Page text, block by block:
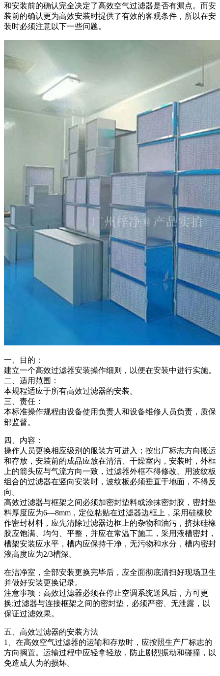
和安装前的确认完全决定了高效空气过滤器是否有漏点。而安
装前的确认更为高效安装时提供了有效的客观条件，所以在安
装时必须注意以下一些问题。
一、目的：
建立一个高效过滤器安装操作细则，以便在安装中进行实施。
二、适用范围：
本规程适应于所有高效过滤器的安装。
三、责任：
本标准操作规程由设备使用负责人和设备维修人员负责，质保
部监督。
四、内容：
操作人员更换相应级别的服装方可进入；按出厂标志方向搬运
和存放，安装前的成品应放在清洁、干燥室内，安装时，外框
上的箭头应与气流方向一致，过滤器外框不得修改。用波纹板
组合的过滤器在竖向安装时，波纹板必须垂直于地面，不得反
向。
高效过滤器与框架之间必须加密封垫料或涂抹密封胶，密封垫
料厚度应为6—8mm，定位粘贴在过滤器边框上，采用硅橡胶
作密封材料，应先清除过滤器边框上的杂物和油污，挤抹硅橡
胶应饱满、均匀、平整，并应在常温下施工，采用液槽密封，
槽架安装应水平，槽内应保持干净，无污物和水分，槽内密封
液高度应为2/3槽深。
在洁净室，全部安装更换完毕后，应全面彻底清扫好现场卫生
并做好安装更换记录。
注意事项：高效过滤器必须在停止空调系统送风后，方可更
换;过滤器与连接框架之间的密封垫，必须严密、无泄露，以
保证过滤效果。
五、高效过滤器的安装方法
1、在高效空气过滤器的运输和存放时，应按照生产厂标志的
方向搁置。运输过程中应轻拿轻放，防止剧烈振动和碰撞，以
免造成人为的损坏。